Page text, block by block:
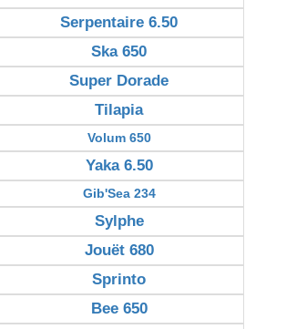
Serpentaire 6.50
Ska 650
Super Dorade
Tilapia
Volum 650
Yaka 6.50
Gib'Sea 234
Sylphe
Jouët 680
Sprinto
Bee 650